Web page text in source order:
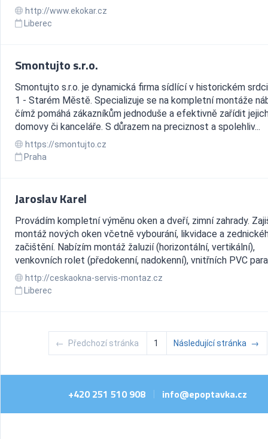
http://www.ekokar.cz
Liberec
Smontujto s.r.o.
Smontujto s.r.o. je dynamická firma sídlící v historickém
1 - Starém Městě. Specializuje se na kompletní montáže
čímž pomáhá zákazníkům jednoduše a efektivně zařídit
domovy či kanceláře. S důrazem na preciznost a spolehliv...
https://smontujto.cz
Praha
Jaroslav Karel
Provádím kompletní výměnu oken a dveří, zimní zahrady.
montáž nových oken včetně vybourání, likvidace a
začištění. Nabízím montáž žaluzií (horizontální, vertikální),
venkovních rolet (předokenní, nadokenní), vnitřních PVC
http://ceskaokna-servis-montaz.cz
Liberec
← Předchozí stránka 1 Následující stránka →
+420 251 510 908 | info@epoptavka.cz